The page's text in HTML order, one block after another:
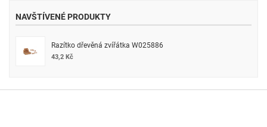
NAVŠTÍVENÉ PRODUKTY
Razítko dřevěná zvířátka W025886
43,2 Kč